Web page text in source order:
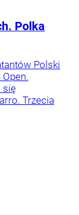
Polka
Polski
się
Trzecia